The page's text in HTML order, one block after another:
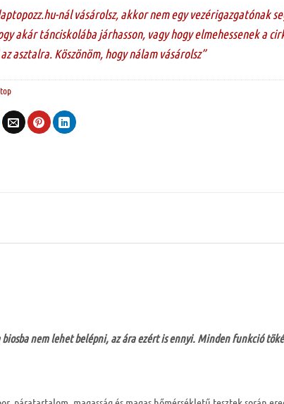
nál vásárolsz, akkor nem egy vezérigazgatónak
akár tánciskolába járhasson, vagy hogy elmehessenek a
asztalra. Köszönöm, hogy nálam vásárolsz”
nem lehet belépni, az ára ezért is ennyi. Minden funkció